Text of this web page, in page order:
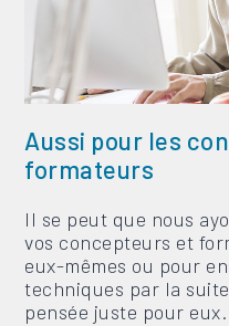
Aussi pour les
formateurs
Il se peut que nous
vos concepteurs et
eux-mêmes ou pour
techniques par la
pensée juste pour eux.